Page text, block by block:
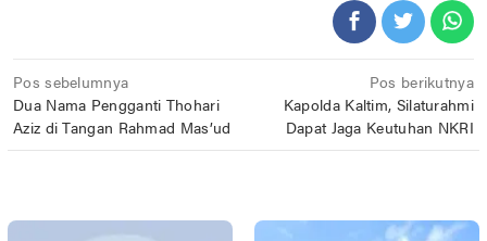
Navigasi
pos
Pos sebelumnya
Dua Nama Pengganti Thohari
Aziz di Tangan Rahmad Mas’ud
Pos berikutnya
Kapolda Kaltim, Silaturahmi
Dapat Jaga Keutuhan NKRI